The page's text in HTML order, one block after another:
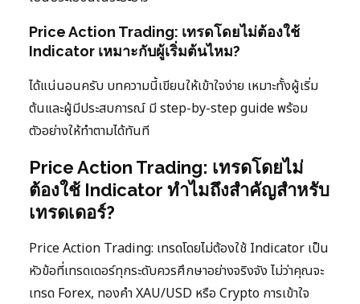
Price Action Trading: เทรดโดยไม่ต้องใช้
Indicator เหมาะกับผู้เริ่มต้นไหม?
ได้แน่นอนครับ บทความนี้เขียนให้เข้าใจง่าย เหมาะทั้งผู้เริ่ม
ต้นและผู้มีประสบการณ์ มี step-by-step guide พร้อม
ตัวอย่างให้ทำตามได้ทันที
Price Action Trading: เทรดโดยไม่
ต้องใช้ Indicator ทำไมถึงสำคัญสำหรับ
เทรดเดอร์?
Price Action Trading: เทรดโดยไม่ต้องใช้ Indicator เป็น
หัวข้อที่เทรดเดอร์ทุกระดับควรศึกษาอย่างจริงจัง ไม่ว่าคุณจะ
เทรด Forex, ทองคำ XAU/USD หรือ Crypto การเข้าใจ